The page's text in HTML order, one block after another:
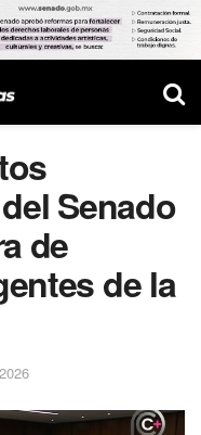
Senado
de
de la